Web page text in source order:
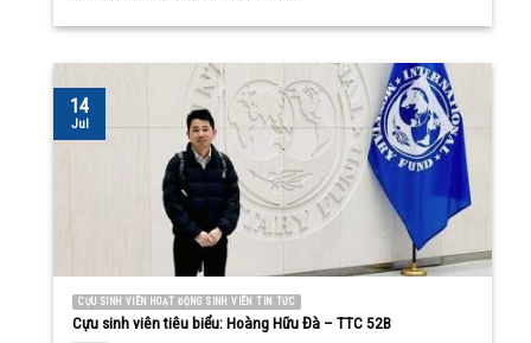
CỰU SINH VIÊN HOẠT ĐỘNG SINH VIÊN TIN TỨC
Cựu sinh viên tiêu biểu: Hoàng Hữu Đà – TTC 52B
14
Jul